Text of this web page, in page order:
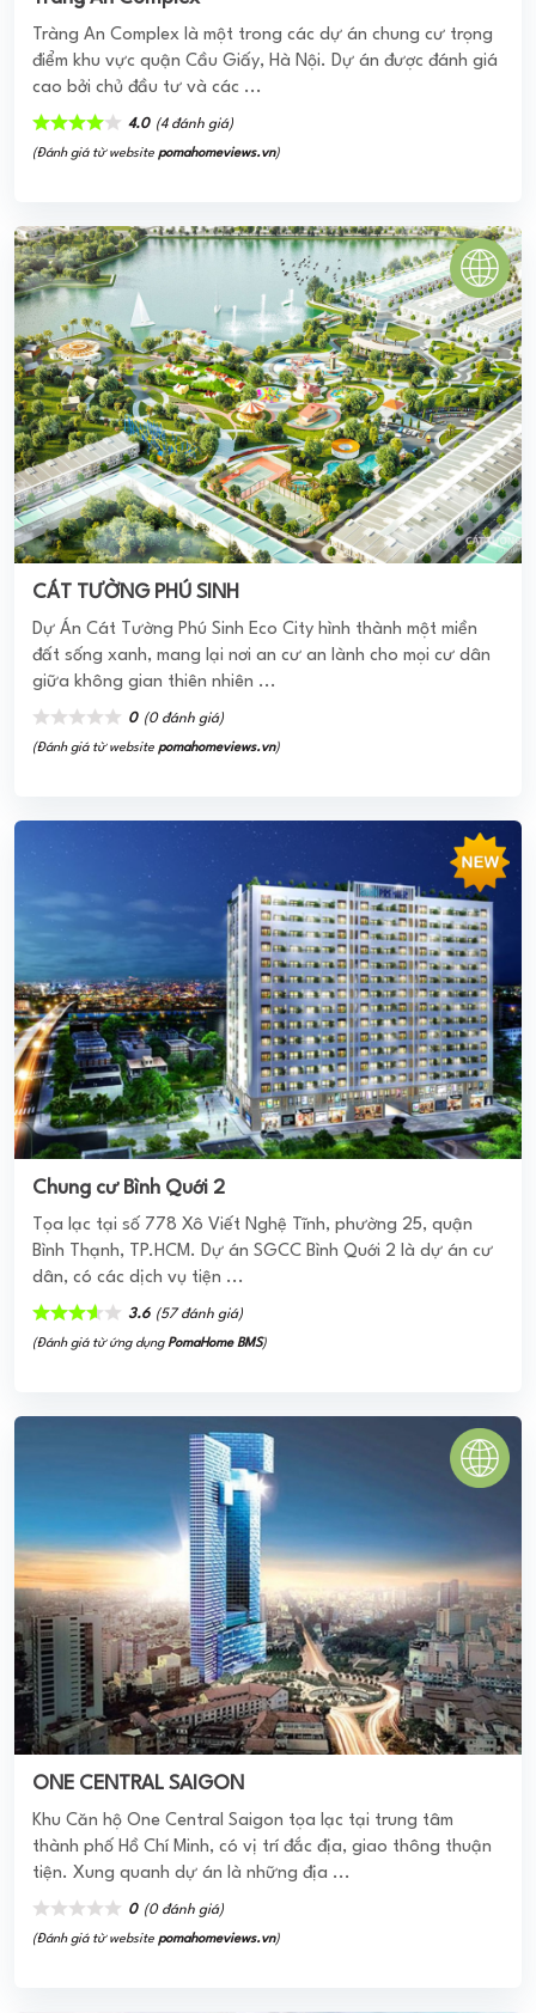
ONE CENTRAL SAIGON
Khu Căn hộ One Central Saigon tọa lạc tại trung tâm
thành phố Hồ Chí Minh, có vị trí đắc địa, giao thông thuận
tiện. Xung quanh dự án là những địa ...
0 (0 đánh giá)
(Đánh giá từ websitepomahomeviews.vn
Grandeur Palace - Giảng Võ
Là sản phẩm đầu tư chiến lược của Văn Phú Invest trong
năm 2019, Grandeur Palace Giảng Võ là Tổ hợp công trình
nhà ở cao tầng kết hợp văn phòng trung tâm ...
0 (0 đánh giá)
(Đánh giá từ websitepomahomeviews.vn
TDH Riverview
TDH Riverview là dự án căn hộ do Công ty Cổ phần phát
triển nhà Thủ Đức – Thủ Đức House làm chủ đầu tư. Dự án
nằm trong khu dân ...
(0 đánh giá)
(Đánh giá từ websitepomahomeviews.vn